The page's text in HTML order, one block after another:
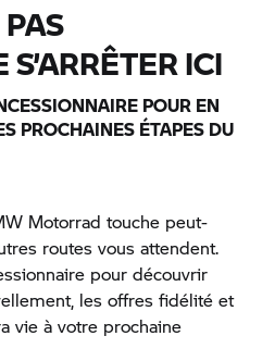
S’ARRÊTER ICI
POUR EN
PROCHAINES ÉTAPES DU
Motorrad touche peut-
routes vous attendent.
pour découvrir
les offres fidélité et
vie à votre prochaine